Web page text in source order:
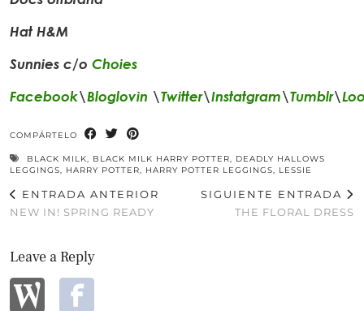
Hat H&M
Sunnies c/o Choies
Facebook\Bloglovin \Twitter\Instatgram\Tumblr\
COMPÁRTELO
BLACK MILK, BLACK MILK HARRY POTTER, DEADLY HALLOWS
LEGGINGS, HARRY POTTER, HARRY POTTER LEGGINGS, LESSIE
ENTRADA ANTERIOR
NEW IN! SPRING READY
SIGUIENTE ENTRADA
THE FLORAL DRESS
Leave a Reply